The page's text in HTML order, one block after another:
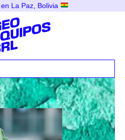
La Paz, Bolivia